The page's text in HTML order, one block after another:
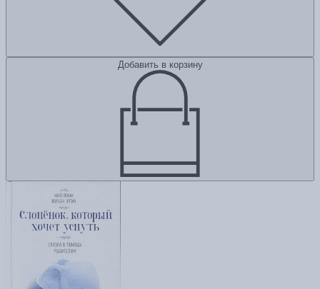
Добавить в корзину